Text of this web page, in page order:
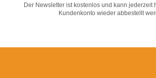
Der Newsletter ist kostenlos und kann jederzeit
Kundenkonto wieder abbestellt